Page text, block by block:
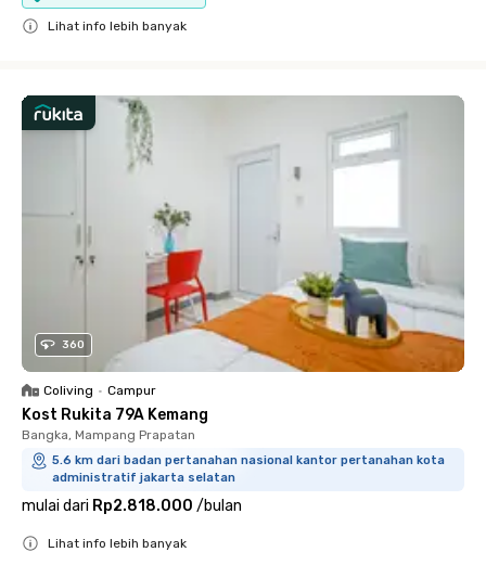
Lihat info lebih banyak
360
Coliving • Campur
Kost Rukita 79A Kemang
Bangka, Mampang Prapatan
5.6 km dari badan pertanahan nasional kantor pertanahan kota
administratif jakarta selatan
mulai dari Rp2.818.000 /bulan
Lihat info lebih banyak